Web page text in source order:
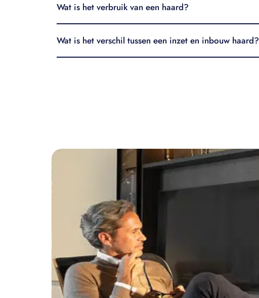
Wat is het verbruik van een haard?
Wat is het verschil tussen een inzet en inbouw haard?